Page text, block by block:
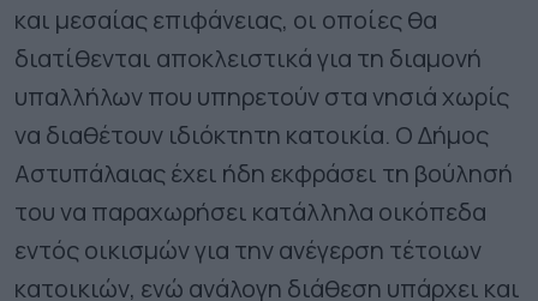
και μεσαίας επιφάνειας, οι οποίες θα
διατίθενται αποκλειστικά για τη διαμονή
υπαλλήλων που υπηρετούν στα νησιά χωρίς
να διαθέτουν ιδιόκτητη κατοικία. Ο Δήμος
Αστυπάλαιας έχει ήδη εκφράσει τη βούλησή
του να παραχωρήσει κατάλληλα οικόπεδα
εντός οικισμών για την ανέγερση τέτοιων
κατοικιών, ενώ ανάλογη διάθεση υπάρχει και